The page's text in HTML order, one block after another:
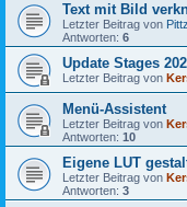
Text mit Bild
Letzter Beitrag von
Antworten: 6
Update Stages
Letzter Beitrag von
Menü-Assistent
Letzter Beitrag von
Antworten: 10
Eigene LUT
Letzter Beitrag von
Antworten: 3